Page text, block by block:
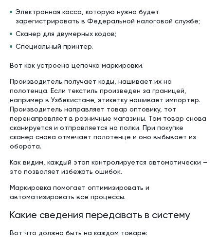
Электронная касса, которую нужно будет
зарегистрировать в Федеральной налоговой службе;
Сканер для двумерных кодов;
Специальный принтер.
Вот как устроена цепочка маркировки.
Производитель получает коды, нашивает их на
полотенца. Если текстиль произведен за границей,
например в Узбекистане, этикетку нашивает импортер.
Производитель направляет товар оптовику, тот
перенаправляет в розничные магазины. Там товар снова
сканируется и отправляется на полки. При покупке
сканер снова отмечает полотенце и оно выбывает из
оборота.
Как видим, каждый этап контролируется автоматически –
это позволяет избежать ошибок.
Маркировка помогает оптимизировать и
автоматизировать все процессы.
Какие сведения передавать в систему
Вот что должно быть на каждом товаре: